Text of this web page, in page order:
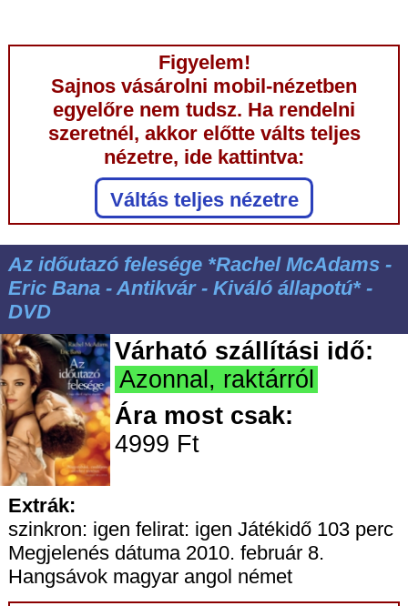
Figyelem!
Sajnos vásárolni mobil-nézetben
egyelőre nem tudsz. Ha rendelni
szeretnél, akkor előtte válts teljes
nézetre, ide kattintva:
Váltás teljes nézetre
Az időutazó felesége *Rachel McAdams -
Eric Bana - Antikvár - Kiváló állapotú* -
DVD
Várható szállítási idő:
Azonnal, raktárról
Ára most csak:
4999 Ft
Extrák:
szinkron: igen felirat: igen Játékidő 103 perc
Megjelenés dátuma 2010. február 8.
Hangsávok magyar angol német